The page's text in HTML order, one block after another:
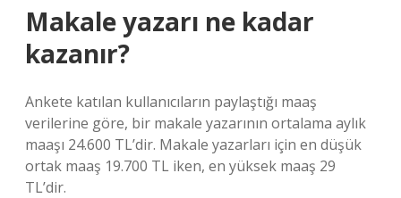
Makale yazarı ne kadar
kazanır?
Ankete katılan kullanıcıların paylaştığı maaş
verilerine göre, bir makale yazarının ortalama aylık
maaşı 24.600 TL’dir. Makale yazarları için en düşük
ortak maaş 19.700 TL iken, en yüksek maaş 29
TL’dir.